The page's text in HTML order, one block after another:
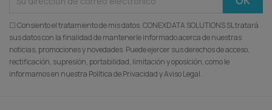
☐ Consiento el tratamiento de mis datos. CONEXDATA SOLUTIONS SL tratará
sus datos con la finalidad de mantenerle informado acerca de nuestras
noticias, promociones y novedades. Puede ejercer sus derechos de acceso,
rectificación, supresión, portabilidad, limitación y oposición, como le
informamos en nuestra Política de Privacidad y Aviso Legal.